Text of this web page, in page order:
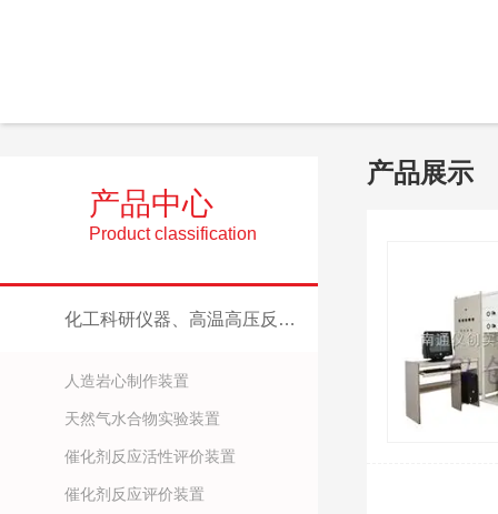
产品中心
Product classification
化工科研仪器、高温高压反应装置
人造岩心制作装置
天然气水合物实验装置
催化剂反应活性评价装置
催化剂反应评价装置
产品展示